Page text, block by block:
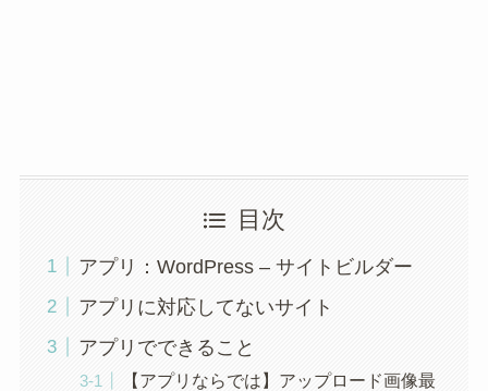
目次
アプリ：WordPress – サイトビルダー
アプリに対応してないサイト
アプリでできること
【アプリならでは】アップロード画像最